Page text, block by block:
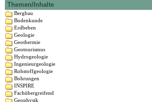
Themen/Inhalte
Bergbau
Bodenkunde
Erdbeben
Geologie
Geothermie
Geotourismus
Hydrogeologie
Ingenieurgeologie
Rohstoffgeologie
Bohrungen
INSPIRE
Fachübergreifend
Geophysik